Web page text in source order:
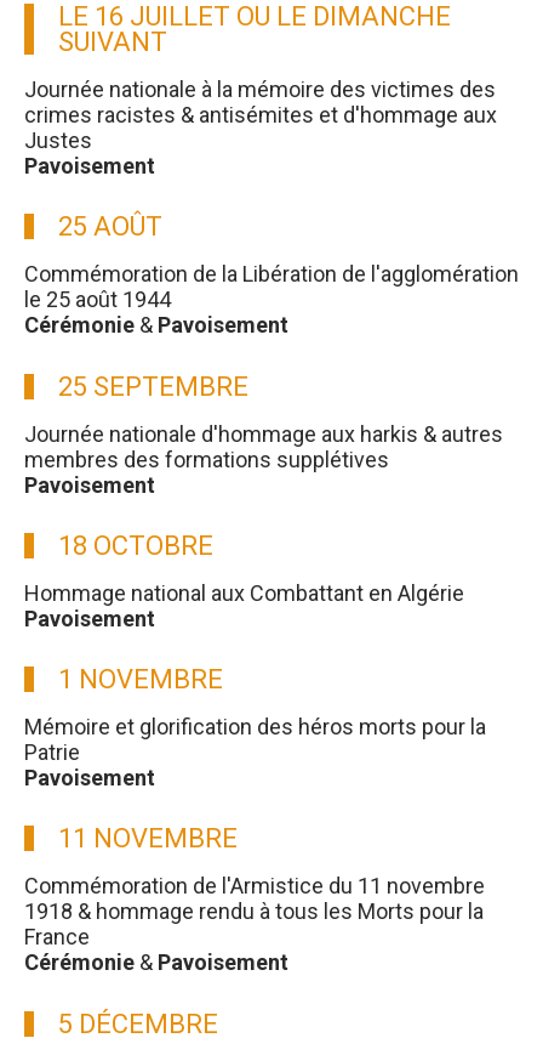
LE 16 JUILLET OU LE DIMANCHE
SUIVANT
Journée nationale à la mémoire des victimes des
crimes racistes & antisémites et d'hommage aux
Justes
Pavoisement
25 AOÛT
Commémoration de la Libération de l'agglomération
le 25 août 1944
Cérémonie & Pavoisement
25 SEPTEMBRE
Journée nationale d'hommage aux harkis & autres
membres des formations supplétives
Pavoisement
18 OCTOBRE
Hommage national aux Combattant en Algérie
Pavoisement
1 NOVEMBRE
Mémoire et glorification des héros morts pour la
Patrie
Pavoisement
11 NOVEMBRE
Commémoration de l'Armistice du 11 novembre
1918 & hommage rendu à tous les Morts pour la
France
Cérémonie & Pavoisement
5 DÉCEMBRE